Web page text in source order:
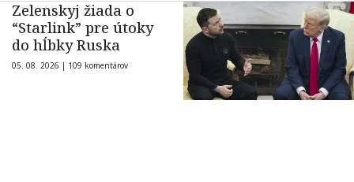
Zelenskyj žiada o
“Starlink” pre útoky
do hĺbky Ruska
05. 08. 2026 | 109 komentárov